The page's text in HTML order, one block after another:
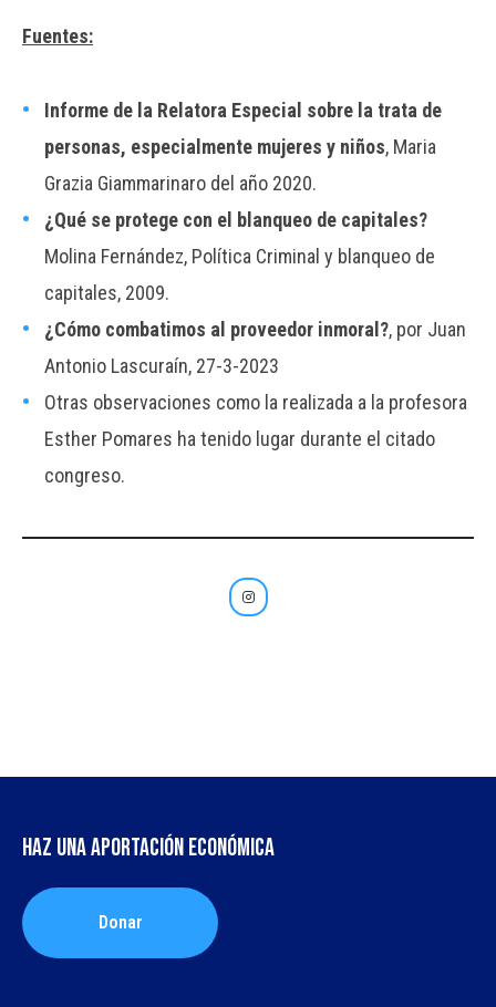
Fuentes:
Informe de la Relatora Especial sobre la trata de
personas, especialmente mujeres y niños, Maria
Grazia Giammarinaro del año 2020.
¿Qué se protege con el blanqueo de capitales?
Molina Fernández, Política Criminal y blanqueo de
capitales, 2009.
¿Cómo combatimos al proveedor inmoral?, por Juan
Antonio Lascuraín, 27-3-2023
Otras observaciones como la realizada a la profesora
Esther Pomares ha tenido lugar durante el citado
congreso.
Haz una aportación económica
Donar